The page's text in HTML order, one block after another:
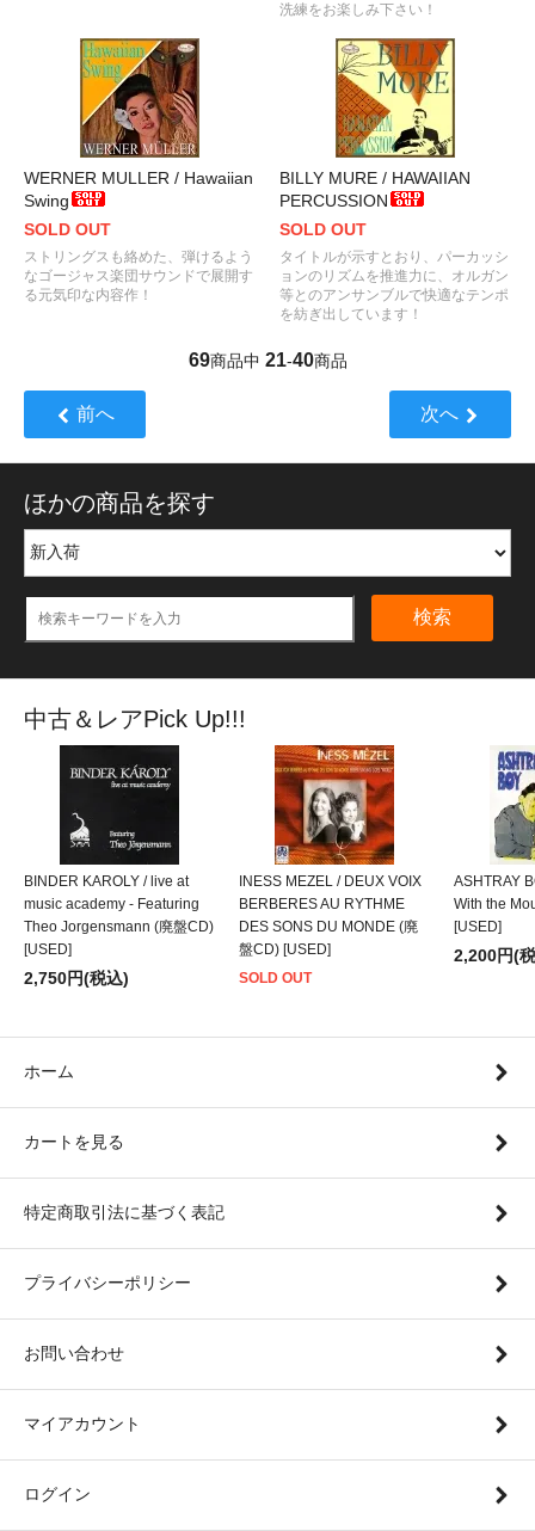
洗練をお楽しみ下さい！
WERNER MULLER / Hawaiian
Swing
SOLD OUT
ストリングスも絡めた、弾けるよう
なゴージャス楽団サウンドで展開す
る元気印な内容作！
BILLY MURE / HAWAIIAN
PERCUSSION
SOLD OUT
タイトルが示すとおり、パーカッシ
ョンのリズムを推進力に、オルガン
等とのアンサンブルで快適なテンポ
を紡ぎ出しています！
69商品中 21-40商品
前へ 次へ
ほかの商品を探す
検索
中古＆レアPick Up!!!
BINDER KAROLY / live at
music academy - Featuring
Theo Jorgensmann (廃盤CD)
[USED]
2,750円(税込)
INESS MEZEL / DEUX VOIX
BERBERES AU RYTHME
DES SONS DU MONDE (廃
盤CD) [USED]
SOLD OUT
ASHTRAY
With the
[USED]
2,200円(
ホーム
カートを見る
特定商取引法に基づく表記
プライバシーポリシー
お問い合わせ
マイアカウント
ログイン